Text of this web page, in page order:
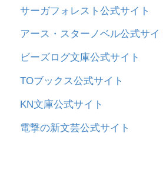
サーガフォレスト公式サイト
アース・スターノベル公式サイ
ビーズログ文庫公式サイト
TOブックス公式サイト
KN文庫公式サイト
電撃の新文芸公式サイト